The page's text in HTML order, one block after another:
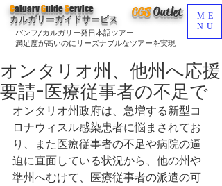
CGSOutlet
バンフ/カルガリー発日本語ツアー
満足度が高いのにリーズナブルなツアーを実現
CalgaryGuideService
カルガリーガイドサービス
ME
NU
オンタリオ州、他州へ応援
要請-医療従事者の不足で
オンタリオ州政府は、急増する新型コ
ロナウィスル感染患者に悩まされてお
り、また医療従事者の不足や病院の逼
迫に直面している状況から、他の州や
準州へむけて、医療従事者の派遣の可